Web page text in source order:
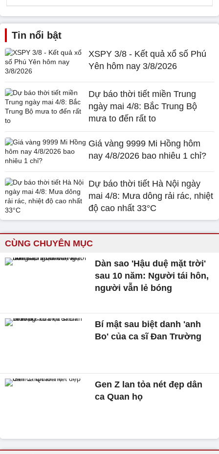
Tin nổi bật
XSPY 3/8 - Kết quả xổ số Phú
Yên hôm nay 3/8/2026
Dự báo thời tiết miền Trung
ngày mai 4/8: Bắc Trung Bộ
mưa to đến rất to
Giá vàng 9999 Mi Hồng hôm
nay 4/8/2026 bao nhiêu 1 chỉ?
Dự báo thời tiết Hà Nội ngày
mai 4/8: Mưa dông rải rác, nhiệt
độ cao nhất 33°C
CÙNG CHUYÊN MỤC
Dàn sao 'Hậu duệ mặt trời'
sau 10 năm: Người tái hôn,
người vẫn lẻ bóng
Bí mật sau biệt danh 'anh
Bo' của ca sĩ Đan Trường
Gen Z lan tỏa nét đẹp dân
ca Quan họ